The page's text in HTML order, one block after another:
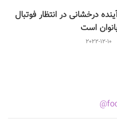
درخشانی در انتظار فوتبال
است
2022-12-10